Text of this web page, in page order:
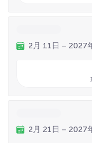
2月 11日 – 2027
2月 21日 – 2027